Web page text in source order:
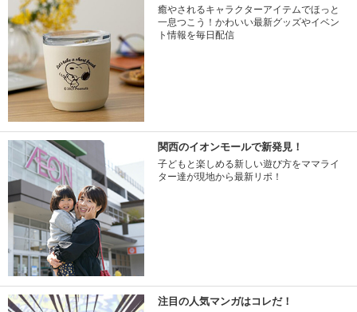
癒やされるキャラクターアイテムでほっと
一息つこう！かわいい最新グッズやイベン
ト情報を毎日配信
関西のイオンモールで新発見！
子どもと楽しめる新しい遊び方をママライ
ター達が現地から最新リポ！
注目の人気マンガはコレだ！